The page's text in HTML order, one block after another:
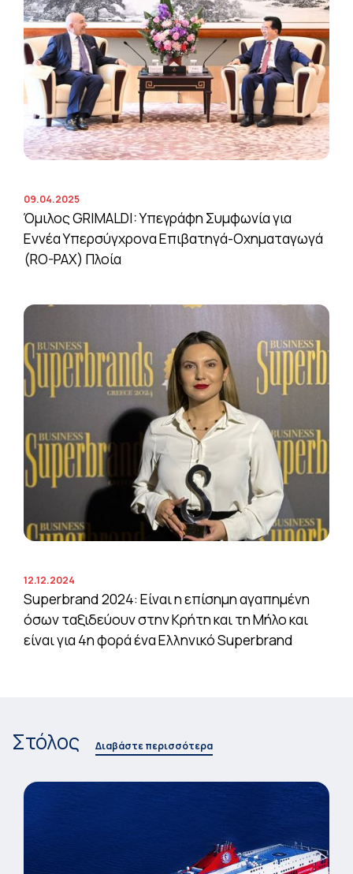
09.04.2025
Όμιλος GRIMALDI: Υπεγράφη Συμφωνία για
Εννέα Υπερσύγχρονα Επιβατηγά-Οχηματαγωγά
(RO-PAX) Πλοία
12.12.2024
Superbrand 2024: Είναι η επίσημη αγαπημένη
όσων ταξιδεύουν στην Κρήτη και τη Μήλο και
είναι για 4η φορά ένα Ελληνικό Superbrand
Στόλος Διαβάστε περισσότερα